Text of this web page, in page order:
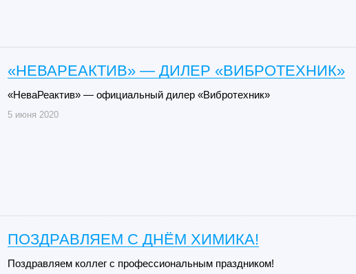
«НЕВАРЕАКТИВ» — ДИЛЕР «ВИБРОТЕХНИК»
«НеваРеактив» — официальный дилер «Вибротехник»
5 июня 2020
ПОЗДРАВЛЯЕМ С ДНЁМ ХИМИКА!
Поздравляем коллег с профессиональным праздником!